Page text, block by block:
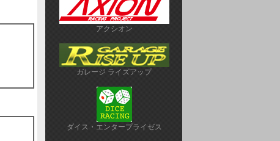
アクシオン
ガレージ ライズアップ
ダイス・エンタープライゼス